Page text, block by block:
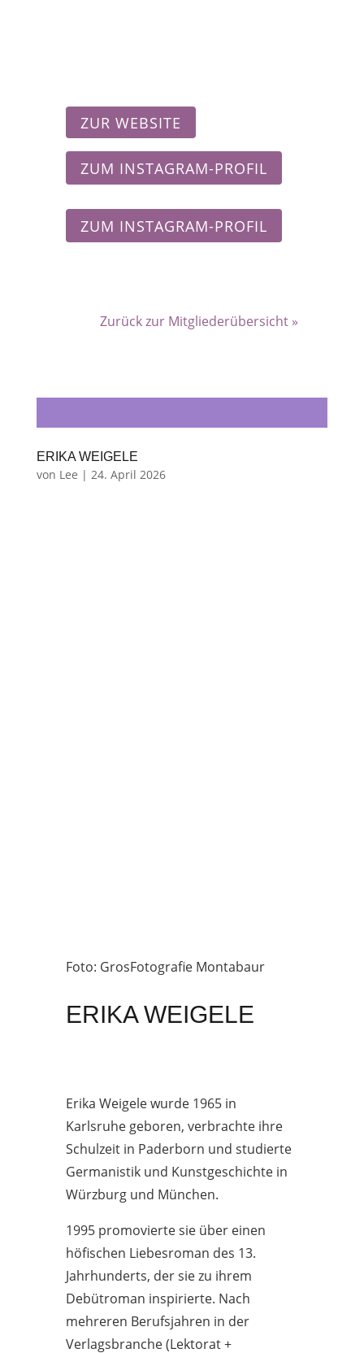
ZUR WEBSITE
ZUM INSTAGRAM-PROFIL
ZUM INSTAGRAM-PROFIL
Zurück zur Mitgliederübersicht »
ERIKA WEIGELE
von Lee | 24. April 2026
Foto: GrosFotografie Montabaur
ERIKA WEIGELE
Erika Weigele wurde 1965 in
Karlsruhe geboren, verbrachte ihre
Schulzeit in Paderborn und studierte
Germanistik und Kunstgeschichte in
Würzburg und München.
1995 promovierte sie über einen
höfischen Liebesroman des 13.
Jahrhunderts, der sie zu ihrem
Debütroman inspirierte. Nach
mehreren Berufsjahren in der
Verlagsbranche (Lektorat +